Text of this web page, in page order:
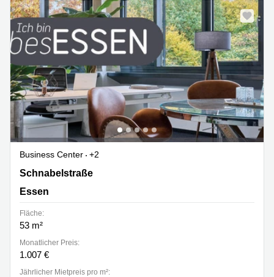
Business Center
+2
Schnabelstraße 1, 9-13A, 17, Essen
Schnabelstraße
Essen
Fläche:
53 m²
Monatlicher Preis:
1.007 €
Jährlicher Mietpreis pro m²: